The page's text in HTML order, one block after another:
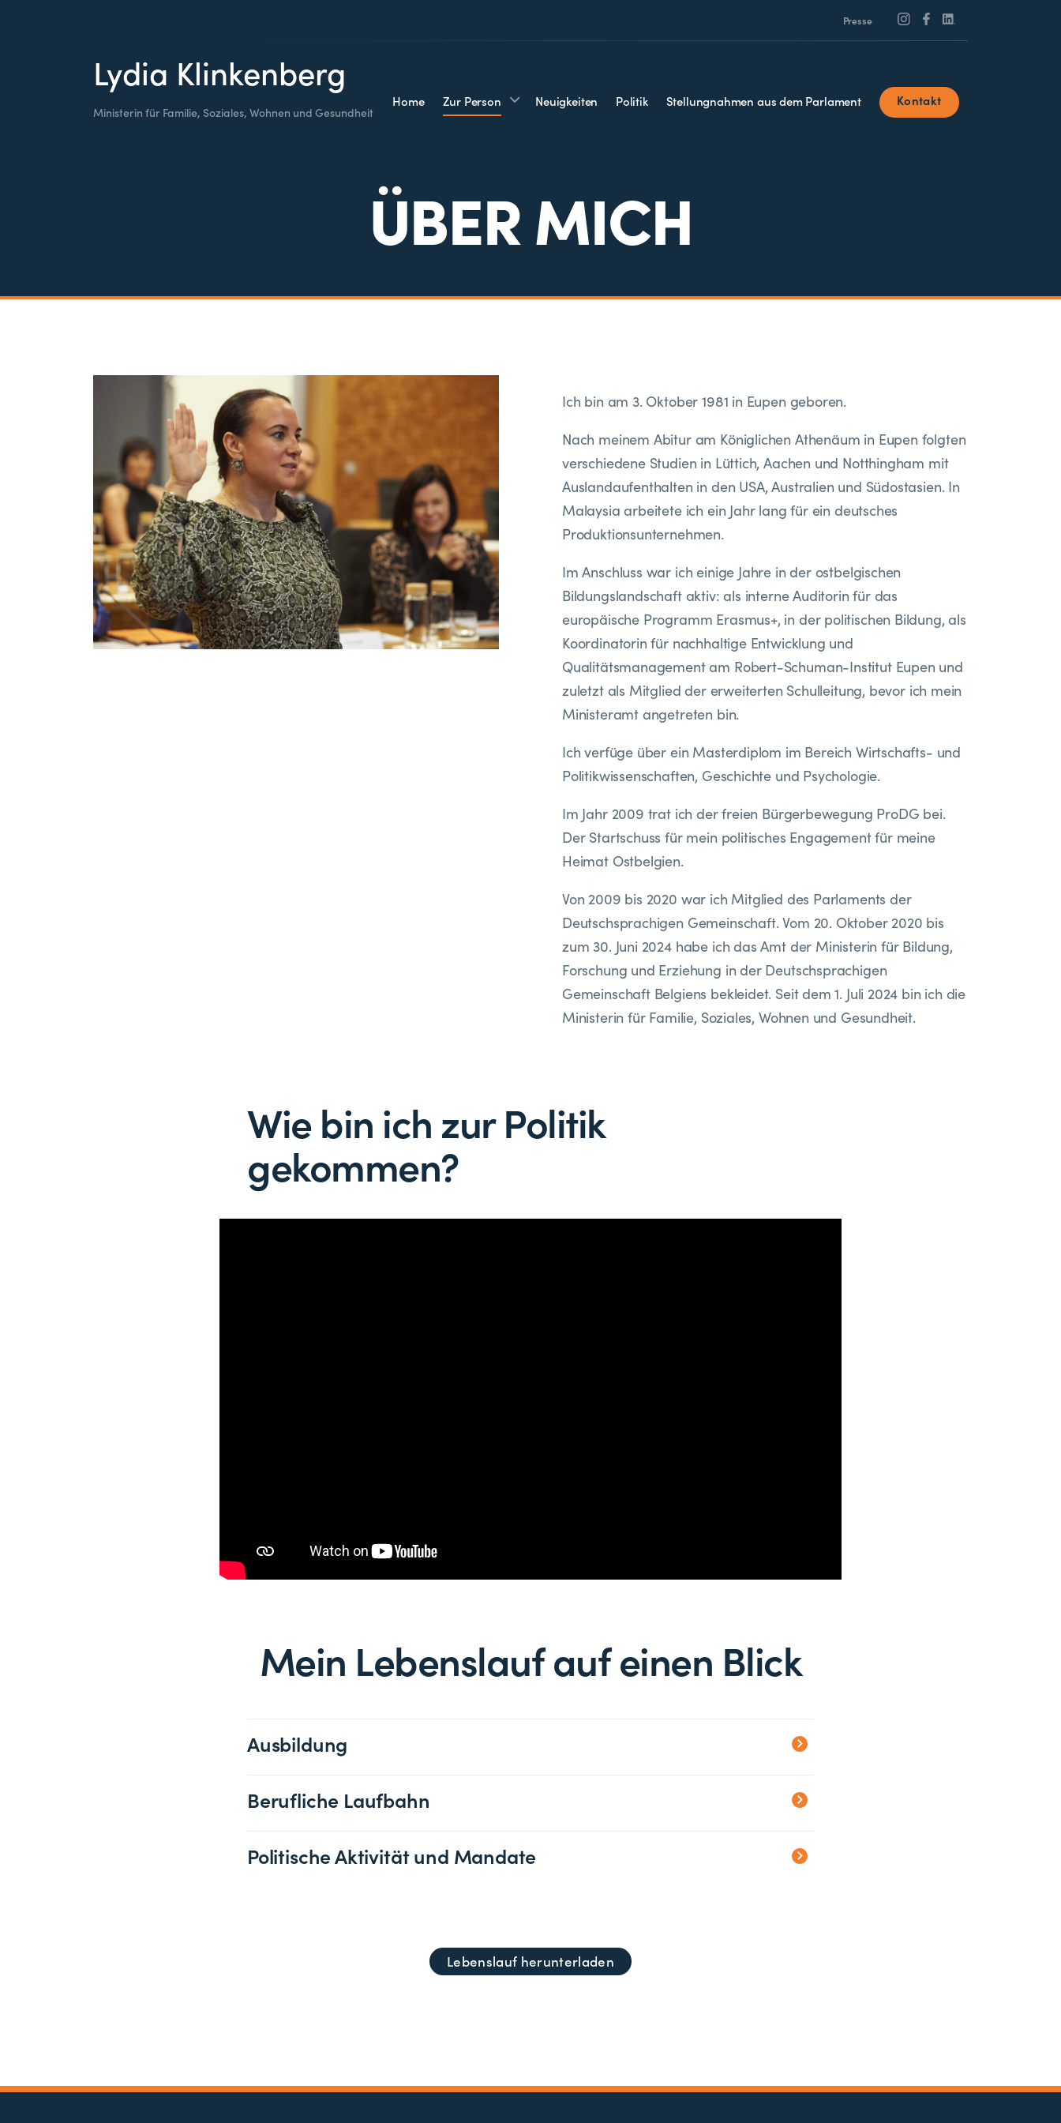
Presse
Lydia Klinkenberg
Ministerin für Familie, Soziales, Wohnen und Gesundheit
Home Zur Person Neuigkeiten Politik Stellungnahmen aus dem Parlament Kontakt
ÜBER MICH
Ich bin am 3. Oktober 1981 in Eupen geboren.
Nach meinem Abitur am Königlichen Athenäum in Eupen folgten
verschiedene Studien in Lüttich, Aachen und Notthingham mit
Auslandaufenthalten in den USA, Australien und Südostasien. In
Malaysia arbeitete ich ein Jahr lang für ein deutsches
Produktionsunternehmen.
Im Anschluss war ich einige Jahre in der ostbelgischen
Bildungslandschaft aktiv: als interne Auditorin für das
europäische Programm Erasmus+, in der politischen Bildung, als
Koordinatorin für nachhaltige Entwicklung und
Qualitätsmanagement am Robert-Schuman-Institut Eupen und
zuletzt als Mitglied der erweiterten Schulleitung, bevor ich mein
Ministeramt angetreten bin.
Ich verfüge über ein Masterdiplom im Bereich Wirtschafts- und
Politikwissenschaften, Geschichte und Psychologie.
Im Jahr 2009 trat ich der freien Bürgerbewegung ProDG bei.
Der Startschuss für mein politisches Engagement für meine
Heimat Ostbelgien.
Von 2009 bis 2020 war ich Mitglied des Parlaments der
Deutschsprachigen Gemeinschaft. Vom 20. Oktober 2020 bis
zum 30. Juni 2024 habe ich das Amt der Ministerin für Bildung,
Forschung und Erziehung in der Deutschsprachigen
Gemeinschaft Belgiens bekleidet. Seit dem 1. Juli 2024 bin ich die
Ministerin für Familie, Soziales, Wohnen und Gesundheit.
Wie bin ich zur Politik
gekommen?
Mein Lebenslauf auf einen Blick
Ausbildung
Berufliche Laufbahn
Politische Aktivität und Mandate
Lebenslauf herunterladen